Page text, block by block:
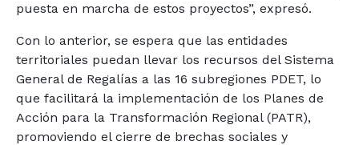
puesta en marcha de estos proyectos”, expresó.
Con lo anterior, se espera que las entidades
territoriales puedan llevar los recursos del Sistema
General de Regalías a las 16 subregiones PDET, lo
que facilitará la implementación de los Planes de
Acción para la Transformación Regional (PATR),
promoviendo el cierre de brechas sociales y